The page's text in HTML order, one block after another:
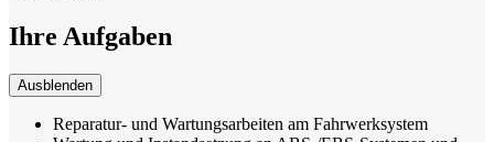
Ihre Aufgaben
Ausblenden
Reparatur- und Wartungsarbeiten am Fahrwerksystem